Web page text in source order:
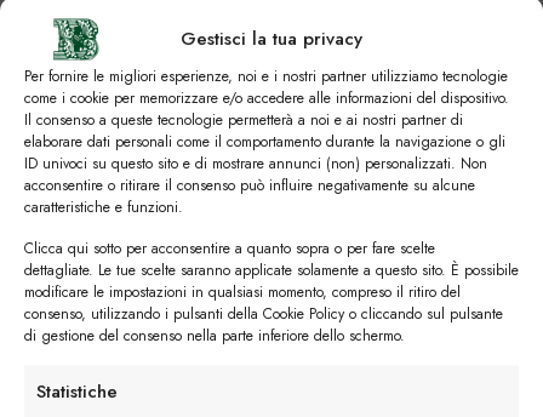
Gestisci la tua privacy
Per fornire le migliori esperienze, noi e i nostri partner utilizziamo tecnologie
come i cookie per memorizzare e/o accedere alle informazioni del dispositivo.
Il consenso a queste tecnologie permetterà a noi e ai nostri partner di
elaborare dati personali come il comportamento durante la navigazione o gli
ID univoci su questo sito e di mostrare annunci (non) personalizzati. Non
acconsentire o ritirare il consenso può influire negativamente su alcune
caratteristiche e funzioni.
Clicca qui sotto per acconsentire a quanto sopra o per fare scelte
dettagliate. Le tue scelte saranno applicate solamente a questo sito. È possibile
modificare le impostazioni in qualsiasi momento, compreso il ritiro del
consenso, utilizzando i pulsanti della Cookie Policy o cliccando sul pulsante
di gestione del consenso nella parte inferiore dello schermo.
Statistiche
Numero
39 39,5 40 40,5 41 41,5 42
46 46,5 47
La Francesina Goodyear quantità